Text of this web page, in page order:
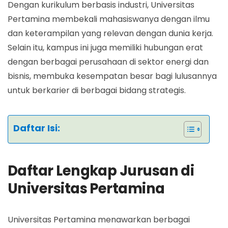
Dengan kurikulum berbasis industri, Universitas
Pertamina membekali mahasiswanya dengan ilmu
dan keterampilan yang relevan dengan dunia kerja.
Selain itu, kampus ini juga memiliki hubungan erat
dengan berbagai perusahaan di sektor energi dan
bisnis, membuka kesempatan besar bagi lulusannya
untuk berkarier di berbagai bidang strategis.
Daftar Isi:
Daftar Lengkap Jurusan di
Universitas Pertamina
Universitas Pertamina menawarkan berbagai